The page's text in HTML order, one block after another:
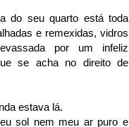
do seu quarto está toda
e remexidas, vidros
por um infeliz
se acha no direito de
estava lá.
sol nem meu ar puro e